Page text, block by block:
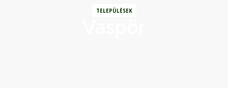
TELEPÜLÉSEK